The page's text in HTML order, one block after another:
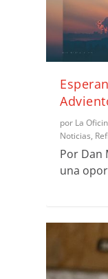
por La
Noticias,
Por Dan
una